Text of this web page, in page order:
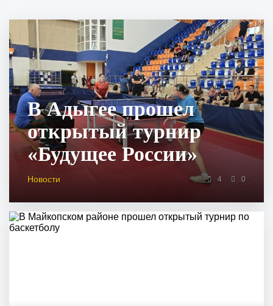
В Адыгее прошел
открытый турнир
«Будущее России»
Новости 4 0